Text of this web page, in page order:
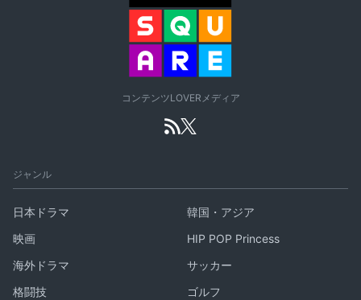
コンテンツLOVERメディア
ジャンル
日本ドラマ
韓国・アジア
映画
HIP POP Princess
海外ドラマ
サッカー
格闘技
ゴルフ